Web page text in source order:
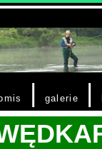
| galerie |